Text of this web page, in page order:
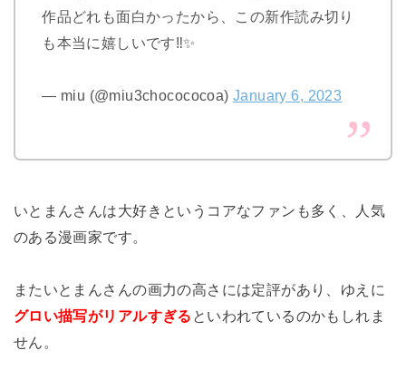
作品どれも面白かったから、この新作読み切り
も本当に嬉しいです‼️✨
— miu (@miu3chocococoa) January 6, 2023
いとまんさんは大好きというコアなファンも多く、人気
のある漫画家です。
またいとまんさんの画力の高さには定評があり、ゆえに
グロい描写がリアルすぎる といわれているのかもしれま
せん。